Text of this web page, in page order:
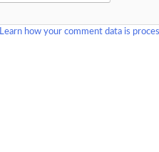
Learn how your comment data is